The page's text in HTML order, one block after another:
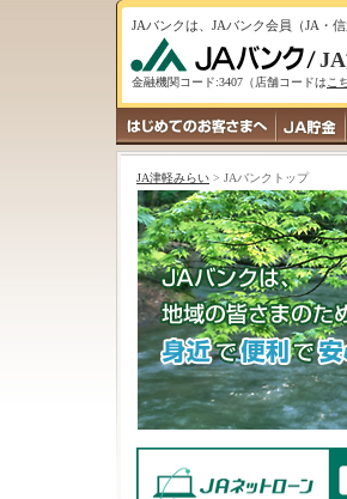
JAバンクは、JAバンク会員（JA・
金融機関コード:3407（店舗コードは こ
JA津軽みらい > JAバンクトップ